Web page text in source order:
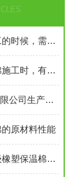
B1级橡塑保温棉施工的时候，需要注意哪些事项
难燃B1级橡塑保温棉施工时，有些事情得注意
廊坊华能泓裕橡塑有限公司生产的圣裕德B1级橡塑保温棉为什么如此受欢迎？
原材料性能
贴铝箔的裕美斯B1级橡塑保温棉优点技术指标